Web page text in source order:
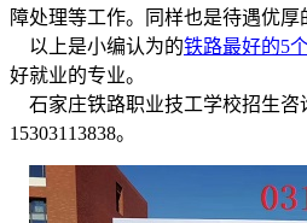
障处理等工作。同样也是待遇优厚
以上是小编认为的铁路最好的5
好就业的专业。
石家庄铁路职业技工学校招生咨
15303113838。